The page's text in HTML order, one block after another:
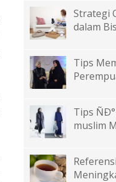
Strategi
dalam
Tips
Tips
muslim